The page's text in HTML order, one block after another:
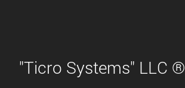
"Ticro Systems" LLC ®